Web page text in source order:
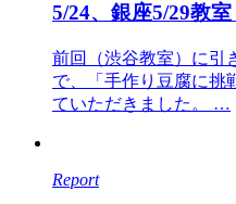
5/24、銀座5/29教
前回（渋谷教室）に引
で、「手作り豆腐に挑
ていただきました。 …
Report